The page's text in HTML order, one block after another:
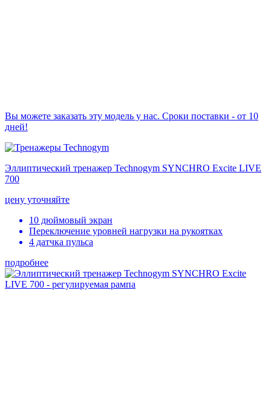
Вы можете заказать эту модель у нас. Сроки поставки - от 10
дней!
Эллиптический тренажер Technogym SYNCHRO Excite LIVE
700
цену уточняйте
10 дюймовый экран
Переключение уровней нагрузки на рукоятках
4 датчка пульса
подробнее